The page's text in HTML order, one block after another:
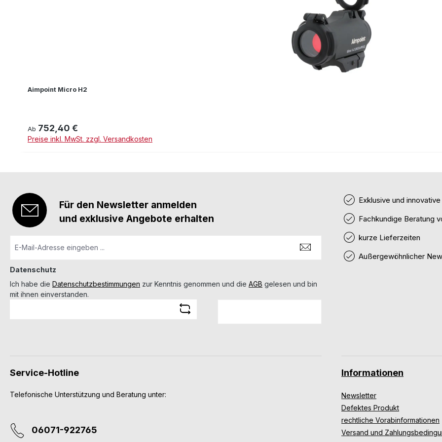
Aimpoint Micro H2
Regulärer Preis:
Ab 752,40 €
Preise inkl. MwSt. zzgl. Versandkosten
Für den Newsletter anmelden
und exklusive Angebote erhalten
Datenschutz
Ich habe die Datenschutzbestimmungen zur Kenntnis genommen und die AGB gelesen und bin
mit ihnen einverstanden.
Exklusive und
Fachkundige Beratung
kurze Lieferzeiten
Außergewöhnlicher
Service-Hotline
Telefonische Unterstützung und Beratung unter:
06071-922765
Informationen
Newsletter
Defektes Produkt
rechtliche Vorabinformationen
Versand und